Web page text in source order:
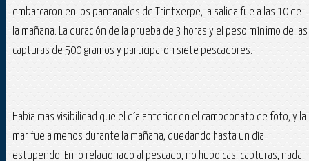
embarcaron en los pantanales de Trintxerpe, la salida fue a las 10 de
la mañana. La duración de la prueba de 3 horas y el peso mínimo de las
capturas de 500 gramos y participaron siete pescadores.
Había mas visibilidad que el día anterior en el campeonato de foto, y la
mar fue a menos durante la mañana, quedando hasta un día
estupendo. En lo relacionado al pescado, no hubo casi capturas, nada